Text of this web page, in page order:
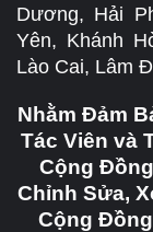
Dương, Hải
Yên, Khánh
Lào Cai, Lâm
Nhằm Đảm
Tác Viên và
Cộng
Chỉnh Sửa,
Cộng